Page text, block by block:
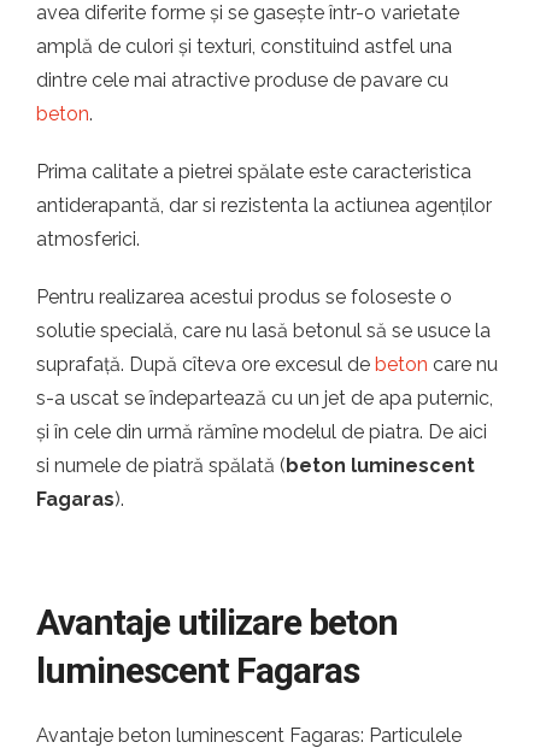
avea diferite forme și se gasește într-o varietate
amplă de culori și texturi, constituind astfel una
dintre cele mai atractive produse de pavare cu
beton.
Prima calitate a pietrei spălate este caracteristica
antiderapantă, dar si rezistenta la actiunea agenților
atmosferici.
Pentru realizarea acestui produs se foloseste o
solutie specială, care nu lasă betonul să se usuce la
suprafață. După cîteva ore excesul de beton care nu
s-a uscat se îndepartează cu un jet de apa puternic,
și în cele din urmă rămîne modelul de piatra. De aici
si numele de piatră spălată (beton luminescent
Fagaras).
Avantaje utilizare beton
luminescent Fagaras
Avantaje beton luminescent Fagaras: Particulele